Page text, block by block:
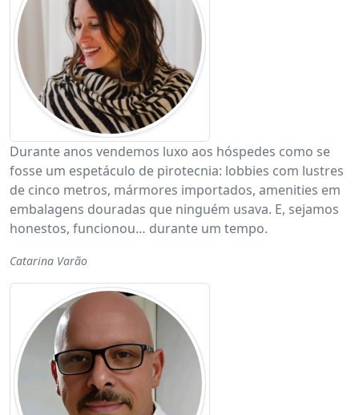
Durante anos vendemos luxo aos hóspedes como se
fosse um espetáculo de pirotecnia: lobbies com lustres
de cinco metros, mármores importados, amenities em
embalagens douradas que ninguém usava. E, sejamos
honestos, funcionou… durante um tempo.
Catarina Varão